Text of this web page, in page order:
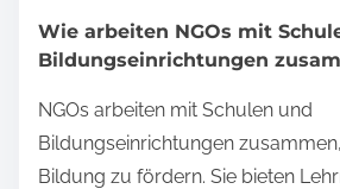
Wie arbeiten NGOs mit
Bildungseinrichtungen
NGOs arbeiten mit Schulen und
Bildungseinrichtungen
Bildung zu fördern. Sie bieten